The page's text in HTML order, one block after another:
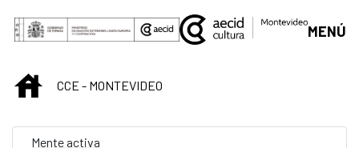
Saltar al contenido principal
MENÚ
INICIOCCE - MONTEVIDEO
Mente activa